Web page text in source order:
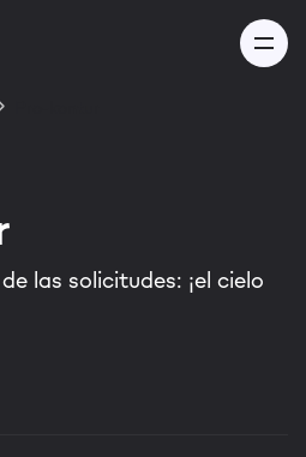
las solicitudes: ¡el cielo
por su
en 24 horas